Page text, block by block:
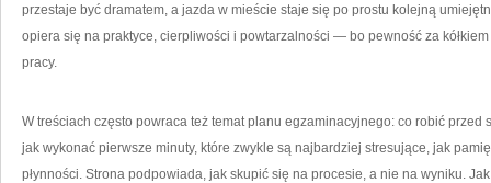
przestaje być dramatem, a jazda w mieście staje się po prostu kolejną
opiera się na praktyce, cierpliwości i powtarzalności — bo pewność za
pracy.
W treściach często powraca też temat planu egzaminacyjnego: co robić przed
jak wykonać pierwsze minuty, które zwykle są najbardziej stresujące, jak
płynności. Strona podpowiada, jak skupić się na procesie, a nie na wyniku.